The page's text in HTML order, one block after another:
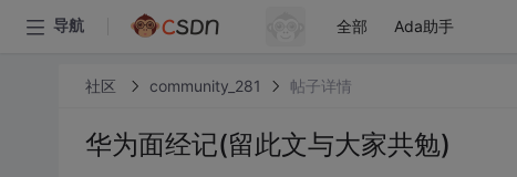
导航 全部 Ada助手
社区 community_281 帖子详情
华为面经记(留此文与大家共勉)